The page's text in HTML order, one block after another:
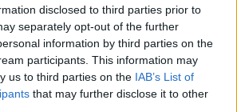
disclosed to third parties prior to
separately opt-out of the further
information by third parties on the
participants. This information may
us to third parties on the IAB’s List of
that may further disclose it to other
τα στοιχεία του διαστημικού
της NASA και κατέληξε στο
301 υποψήφιοι έως τώρα
πλέον να πάρουν τη «βούλα» του